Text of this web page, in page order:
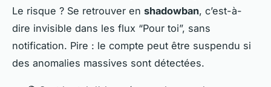
Le risque ? Se retrouver en shadowban, c’est-à-
dire invisible dans les flux “Pour toi”, sans
notification. Pire : le compte peut être suspendu si
des anomalies massives sont détectées.